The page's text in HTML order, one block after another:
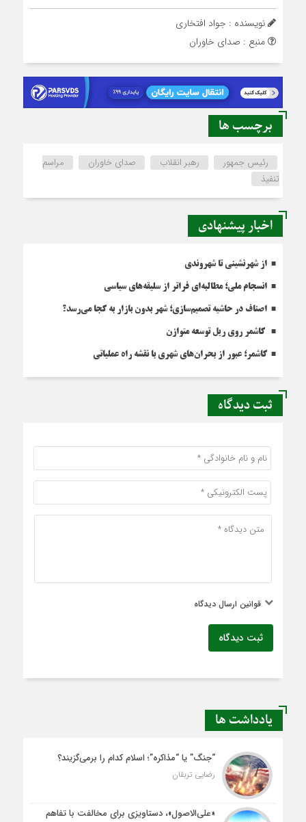
نویسنده : جواد افتخاری
منبع : صدای خاوران
برچسب ها
رئیس جمهور رهبر انقلاب صدای خاوران
مراسم
تنفیذ
اخبار پیشنهادی
از شهرنشینی تا شهروندی
انسجام ملی؛ مطالبه‌ای فراتر از سلیقه‌های سیاسی
اصناف در حاشیه تصمیم‌سازی؛ شهر بدون بازار به کجا می‌رسد؟
کاشمر روی ریل توسعه متوازن
کاشمر؛ عبور از بحران‌های شهری با نقشه راه عملیاتی
ثبت دیدگاه
قوانین ارسال دیدگاه
ثبت دیدگاه
یادداشت ها
“جنگ” یا “مذاکره”؛ اسلام کدام را برمی‌گزیند؟
رضایی تربقان
«علی‌الاصول»، دستاویزی برای مخالفت با تفاهم